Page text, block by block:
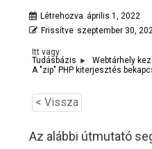
Létrehozva április 1, 2022
Frissítve szeptember 30,
Itt vagy:
Tudásbázis
Webtárhely
A "zip" PHP kiterjesztés
< Vissza
Az alábbi útmutató